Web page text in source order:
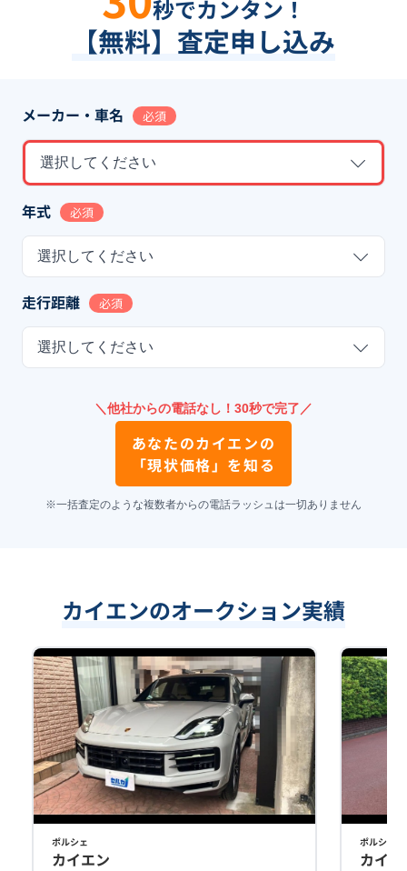
秒でカンタン！
【無料】査定申し込み
メーカー・車名 必須
選択してください
年式 必須
選択してください
走行距離 必須
選択してください
＼他社からの電話なし！30秒で完了／
あなたのカイエンの
「現状価格」を知る
※一括査定のような複数者からの電話ラッシュは一切ありません
カイエンのオークション実績
ポルシェ
カイエン
ポルシェ
カイ